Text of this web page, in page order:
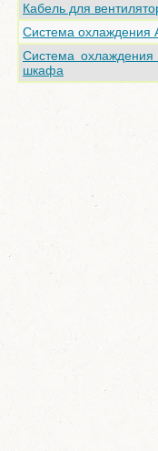
Кабель для
Система охлаждения
Система
шкафа